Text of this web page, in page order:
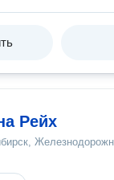
Рейх